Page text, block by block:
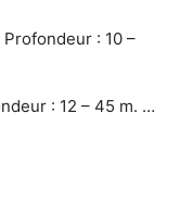
: 10 –
: 12 – 45 m. …